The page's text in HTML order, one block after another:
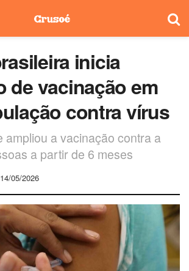
inicia
de vacinação em
contra vírus
ampliou a vacinação contra a
a partir de 6 meses
14/05/2026